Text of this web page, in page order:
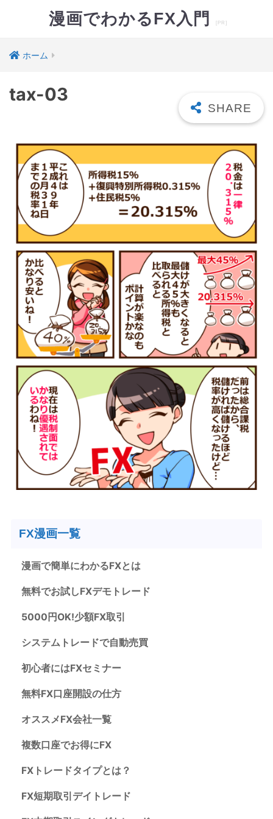
漫画でわかるFX入門
ホーム
tax-03
FX漫画一覧
漫画で簡単にわかるFXとは
無料でお試しFXデモトレード
5000円OK!少額FX取引
システムトレードで自動売買
初心者にはFXセミナー
無料FX口座開設の仕方
オススメFX会社一覧
複数口座でお得にFX
FXトレードタイプとは？
FX短期取引デイトレード